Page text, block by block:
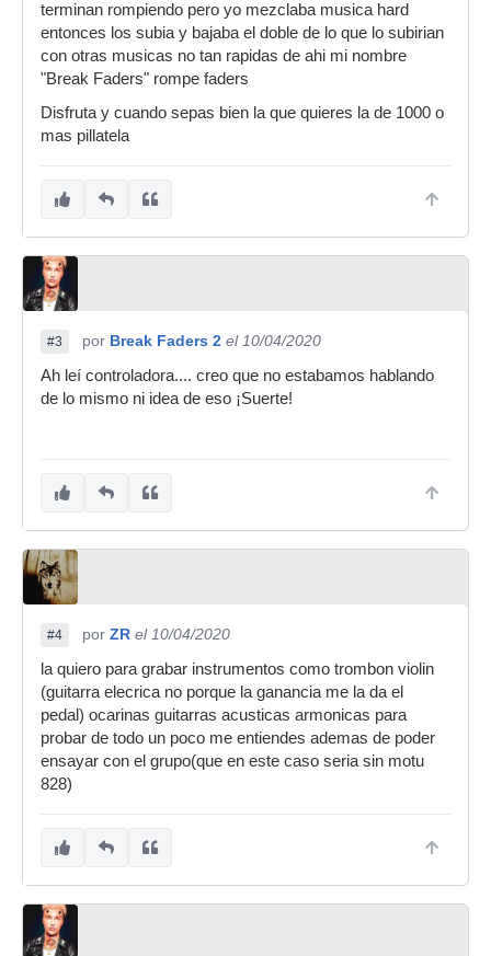
terminan rompiendo pero yo mezclaba musica hard
entonces los subia y bajaba el doble de lo que lo subirian
con otras musicas no tan rapidas de ahi mi nombre
"Break Faders" rompe faders
Disfruta y cuando sepas bien la que quieres la de 1000 o
mas pillatela
#3 por Break Faders 2 el 10/04/2020
Ah leí controladora.... creo que no estabamos hablando
de lo mismo ni idea de eso ¡Suerte!
#4 por ZR el 10/04/2020
la quiero para grabar instrumentos como trombon violin
(guitarra elecrica no porque la ganancia me la da el
pedal) ocarinas guitarras acusticas armonicas para
probar de todo un poco me entiendes ademas de poder
ensayar con el grupo(que en este caso seria sin motu
828)